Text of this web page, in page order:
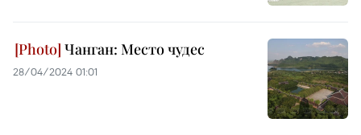
Чанган: Место чудес
28/04/2024 01:01